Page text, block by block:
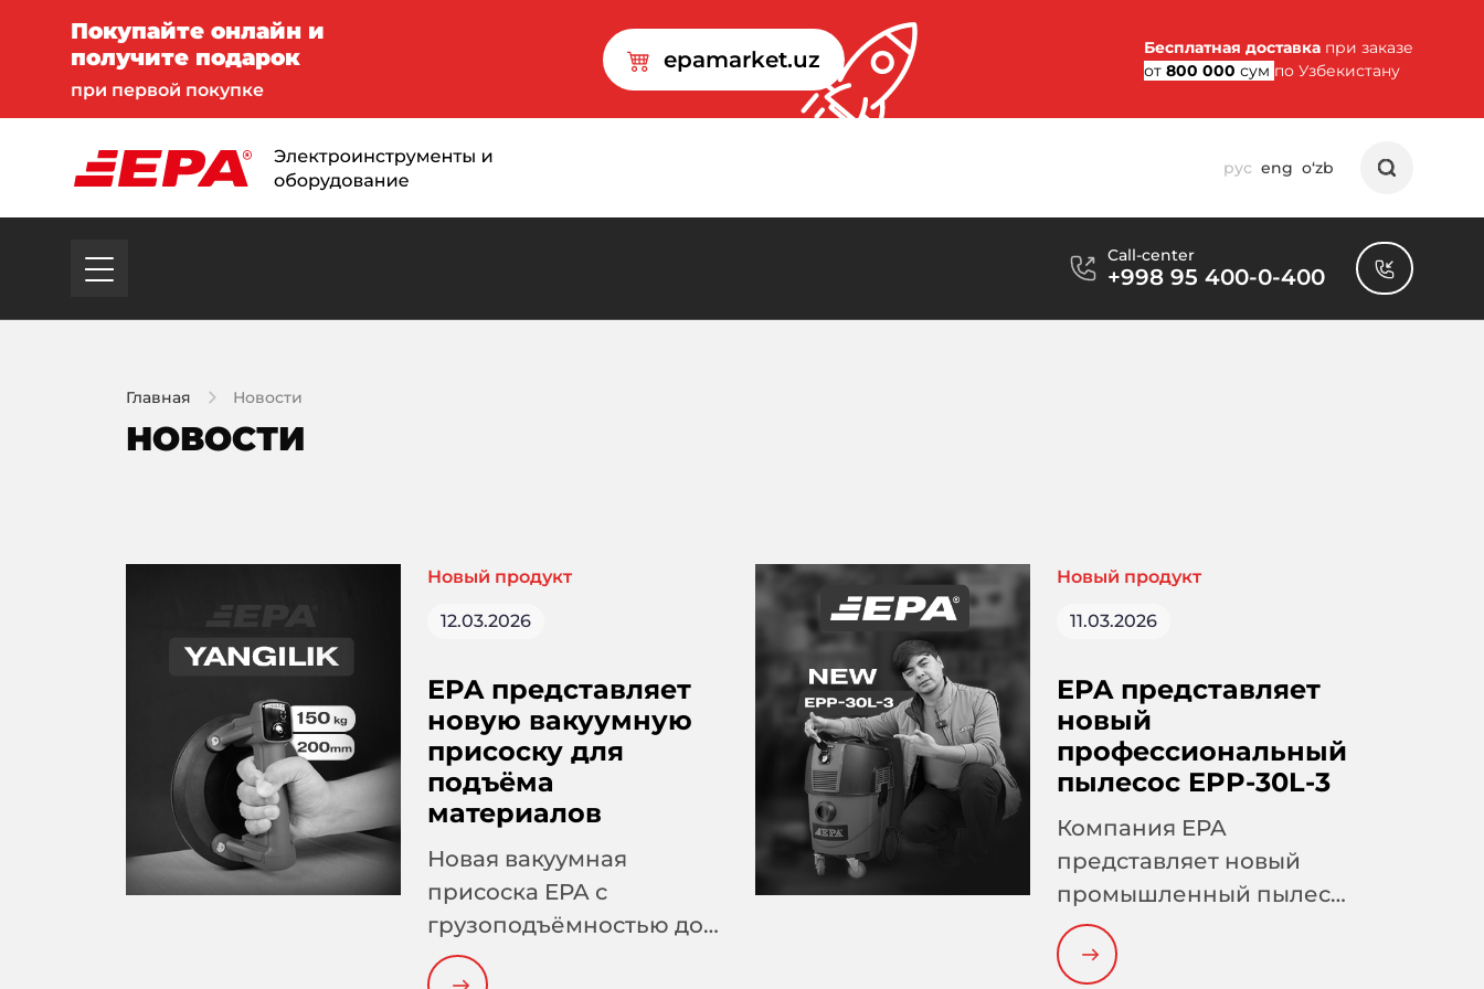
Покупайте онлайн и
получите подарок
при первой покупке
epamarket.uz Бесплатная доставка при заказе
от 800 000 сум по Узбекистану
рус eng o‘zb
Call-center
+998 95 400-0-400
Главная Новости
НОВОСТИ
Новый продукт
12.03.2026
EPA представляет
новую вакуумную
присоску для
подъёма
материалов
Новая вакуумная
присоска EPA с
грузоподъёмностью до
150 кг предназначена
Новый продукт
11.03.2026
EPA представляет
новый
профессиональный
пылесос EPP-30L-3
Компания EPA
представляет новый
промышленный пылесос
EPP-30L-3,
предназначенный для